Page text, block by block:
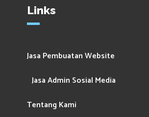
Links
Jasa Pembuatan Website
Jasa Admin Sosial Media
Tentang Kami